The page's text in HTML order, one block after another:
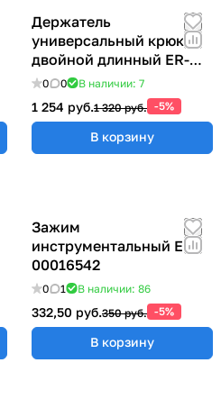
Держатель
универсальный крюк
двойной длинный ER-
00012769
0 0 В наличии: 7
1 254 руб.1 320 руб. -5%
В корзину
Зажим
инструментальный ER-
00016542
0 1 В наличии: 86
332,50 руб.350 руб. -5%
В корзину